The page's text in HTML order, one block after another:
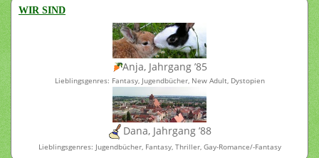
WIR SIND
Anja, Jahrgang ’85
Lieblingsgenres: Fantasy, Jugendbücher, New Adult, Dystopien
Dana, Jahrgang ’88
Lieblingsgenres: Jugendbücher, Fantasy, Thriller, Gay-Romance/-Fantasy